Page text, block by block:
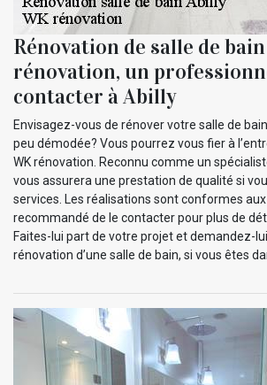
Rénovation de salle de
rénovation, un
contacter à Abilly
Envisagez-vous de rénover votre salle de
peu démodée? Vous pourrez vous fier à
WK rénovation. Reconnu comme un
vous assurera une prestation de qualité si
services. Les réalisations sont conformes
recommandé de le contacter pour plus de
Faites-lui part de votre projet et demandez-
rénovation d’une salle de bain, si vous êtes